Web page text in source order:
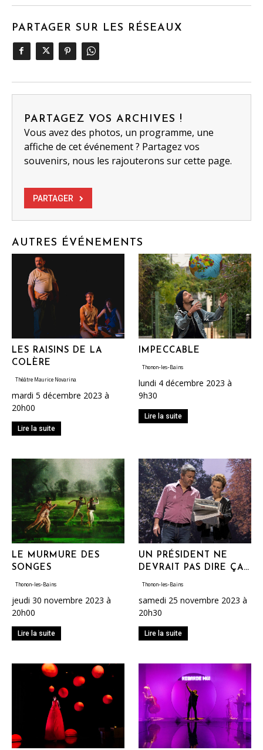
PARTAGER SUR LES RÉSEAUX
PARTAGEZ VOS ARCHIVES !
Vous avez des photos, un programme, une
affiche de cet événement ? Partagez vos
souvenirs, nous les rajouterons sur cette page.
PARTAGER
AUTRES ÉVÉNEMENTS
LES RAISINS DE LA
COLÈRE
Théâtre Maurice Novarina
mardi 5 décembre 2023 à
20h00
Lire la suite
IMPECCABLE
Thonon-les-Bains
lundi 4 décembre 2023 à
9h30
Lire la suite
LE MURMURE DES
SONGES
Thonon-les-Bains
jeudi 30 novembre 2023 à
20h00
Lire la suite
UN PRÉSIDENT NE
DEVRAIT PAS DIRE ÇA…
Thonon-les-Bains
samedi 25 novembre 2023 à
20h30
Lire la suite